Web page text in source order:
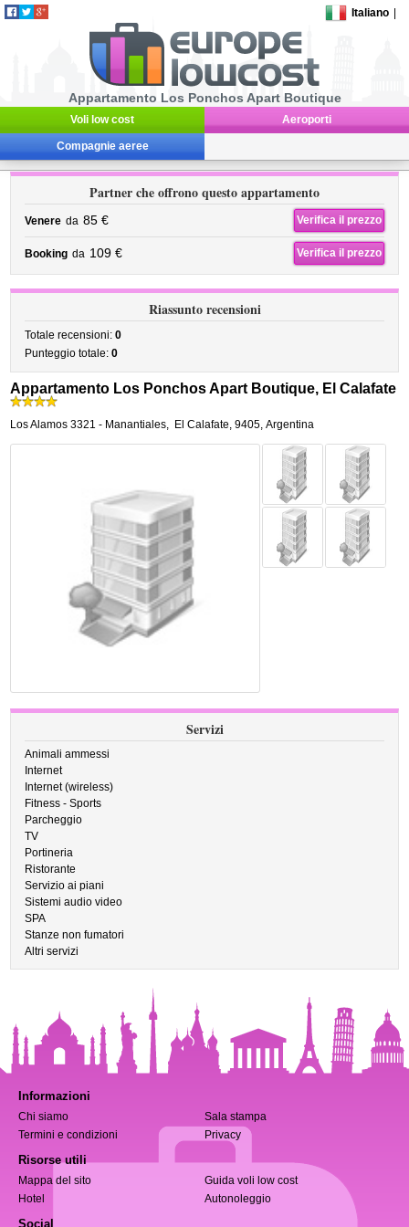
Italiano
Appartamento Los Ponchos Apart Boutique
Voli low cost Aeroporti
Compagnie aeree
Partner che offrono questo appartamento
Venere da 85 € Verifica il prezzo
Booking da 109 € Verifica il prezzo
Riassunto recensioni
Totale recensioni:0
Punteggio totale:0
Appartamento Los Ponchos Apart Boutique, El Calafate
Los Alamos 3321 - Manantiales, El Calafate,9405, Argentina
Servizi
Animali ammessi
Internet
Internet (wireless)
Fitness - Sports
Parcheggio
TV
Portineria
Ristorante
Servizio ai piani
Sistemi audio video
SPA
Stanze non fumatori
Altri servizi
Informazioni
Chi siamo
Sala stampa
Termini e condizioni
Privacy
Risorse utili
Mappa del sito
Guida voli low cost
Hotel
Autonoleggio
Social